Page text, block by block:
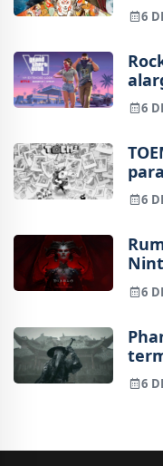
6
6
6
e6
6